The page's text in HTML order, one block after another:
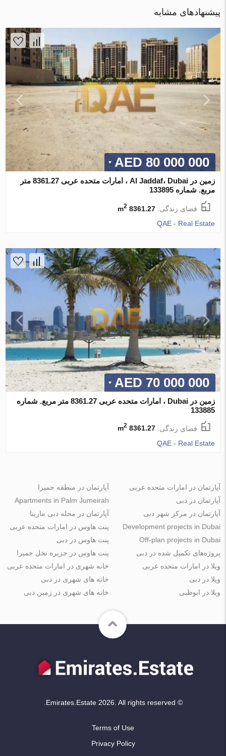
پیشنهادهای مشابه
80 000 000 AED
زمین در Al Jaddaf، Dubai ، امارات متحده عربی 8361.27 متر
مربع. شماره 133895
فضای زندگی:8361.27 m
2
QAE - Real Estate
70 000 000 AED
زمین در Dubai ، امارات متحده عربی 8361.27 متر مربع. شماره
133885
فضای زندگی:8361.27 m
2
QAE - Real Estate
آپارتمان در امارات متحده عربی
آپارتمان در دبی
آپارتمان در مرکز شهر دبی
آپارتمان در منطقه جمیرا
Apartments in Palm Jumeirah
آپارتمان در محله دبی مارینا
Development projects in Dubai
Off-plan projects in Dubai
پروژه‌های تکمیل شده در دبی
پنت هاوس در امارات متحده عربی
پنت هاوس در دبی
پنت هاوس در جزیره نخل جمیرا
ویلا در امارات متحده عربی
ویلا در دبی
ویلا در ابوظبی
خانه شهری در امارات متحده عربی
خانه های شهری در دبی
خانه های شهری در زمین دبی
© Emirates.Estate 2026. All rights reserved.
Terms of Use
Privacy Policy